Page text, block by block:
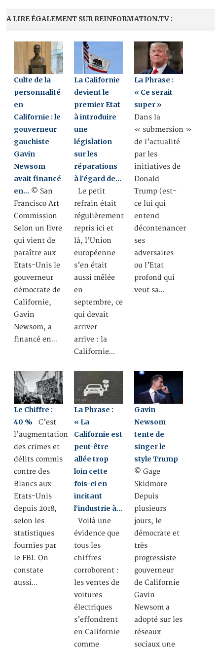
A LIRE ÉGALEMENT SUR REINFORMATION.TV :
Culte de la
personnalité
en
Californie : le
gouverneur
gauchiste
Gavin
Newsom
avait financé
en… © San
Francisco Art
Commission
Selon un livre
qui vient de
paraître aux
Etats-Unis le
gouverneur
démocrate de
Californie,
Gavin
Newsom, a
financé en…
La Californie
devient le
premier Etat
à introduire
une
législation
sur les
réparations
à l’égard de…
Le petit
refrain était
régulièrement
repris ici et
là, l’Union
européenne
s’en était
aussi mêlée
en
septembre, ce
qui devait
arriver
arrive : la
Californie…
La Phrase :
« Ce serait
super »
Dans la
« submersion »
de l’actualité
par les
initiatives de
Donald
Trump (est-
ce lui qui
entend
décontenancer
ses
adversaires
ou l’Etat
profond qui
veut sa…
Le Chiffre :
40 % C’est
l’augmentation
des crimes et
délits commis
contre des
Blancs aux
Etats-Unis
depuis 2018,
selon les
statistiques
fournies par
le FBI. On
constate
aussi…
La Phrase :
« La
Californie est
peut-être
allée trop
loin cette
fois-ci en
incitant
l’industrie à…
Voilà une
évidence que
tous les
chiffres
corroborent :
les ventes de
voitures
électriques
s’effondrent
en Californie
comme
Gavin
Newsom
tente de
singer le
style Trump
© Gage
Skidmore
Depuis
plusieurs
jours, le
démocrate et
très
progressiste
gouverneur
de Californie
Gavin
Newsom a
adopté sur les
réseaux
sociaux une